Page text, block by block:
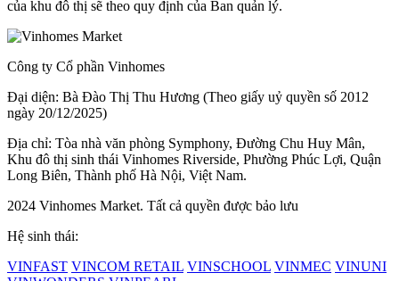
của khu đô thị sẽ theo quy định của Ban quản lý.
Công ty Cổ phần Vinhomes
Đại diện: Bà Đào Thị Thu Hương (Theo giấy uỷ quyền số 2012
ngày 20/12/2025)
Địa chỉ: Tòa nhà văn phòng Symphony, Đường Chu Huy Mân,
Khu đô thị sinh thái Vinhomes Riverside, Phường Phúc Lợi, Quận
Long Biên, Thành phố Hà Nội, Việt Nam.
2024 Vinhomes Market. Tất cả quyền được bảo lưu
Hệ sinh thái:
VINFAST VINCOM RETAIL VINSCHOOL VINMEC VINUNI